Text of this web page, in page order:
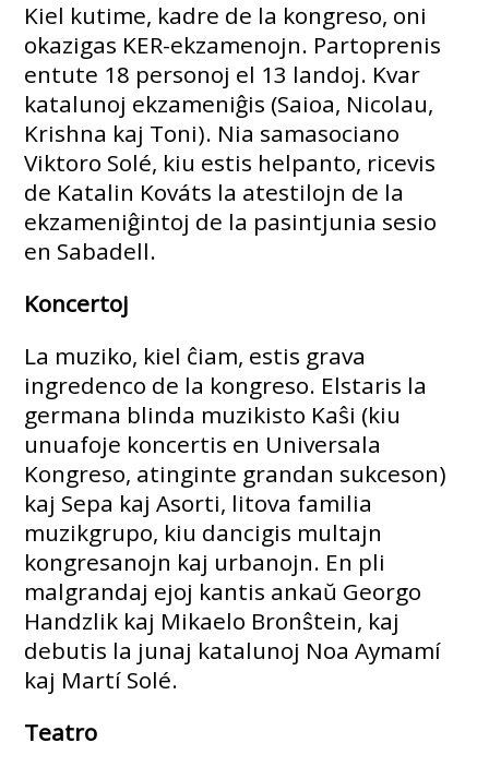
Kiel kutime, kadre de la kongreso, oni
okazigas KER-ekzamenojn. Partoprenis
entute 18 personoj el 13 landoj. Kvar
katalunoj ekzameniĝis (Saioa, Nicolau,
Krishna kaj Toni). Nia samasociano
Viktoro Solé, kiu estis helpanto, ricevis
de Katalin Kováts la atestilojn de la
ekzameniĝintoj de la pasintjunia sesio
en Sabadell.
Koncertoj
La muziko, kiel ĉiam, estis grava
ingredenco de la kongreso. Elstaris la
germana blinda muzikisto Kaŝi (kiu
unuafoje koncertis en Universala
Kongreso, atinginte grandan sukceson)
kaj Sepa kaj Asorti, litova familia
muzikgrupo, kiu dancigis multajn
kongresanojn kaj urbanojn. En pli
malgrandaj ejoj kantis ankaŭ Georgo
Handzlik kaj Mikaelo Bronŝtein, kaj
debutis la junaj katalunoj Noa Aymamí
kaj Martí Solé.
Teatro